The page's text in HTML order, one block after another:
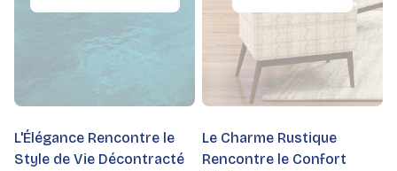
L'Élégance Rencontre le
Style de Vie Décontracté
Le Charme Rustique
Rencontre le Confort